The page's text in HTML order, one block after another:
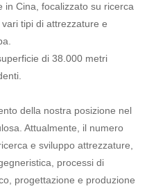
Cina, focalizzato su ricerca
tipi di attrezzature e
di 38.000 metri
della nostra posizione nel
Attualmente, il numero
e sviluppo attrezzature,
processi di
progettazione e produzione